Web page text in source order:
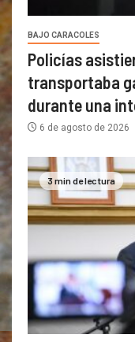
BAJO CARACOLES
Policías
transportaba
durante una
6 de agosto de 2026
3 min de lectura